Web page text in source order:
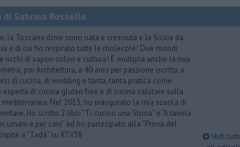
di Sabrina Rossello
la Toscana dove sono nata e cresciuta e la Sicilia da
e di cui ho respirato tutte le molecole! Due mondi
ricchi di sapori colori e cultura! È multipla anche la mia
poi Architettura, a 40 anni per passione iscritta a
di cucina, di wedding e tanta, tanta pratica come
di cucina gluten free e di cucina salutare sulla
Nel 2015, ho inaugurato la mia scuola di
Ho scritto 2 libri: “Ti cucino una Storia” e “A tavola
umani e per cani” ed ho partecipato alla “Prova del
a “Tadà” su RTV38
Vedi tutti